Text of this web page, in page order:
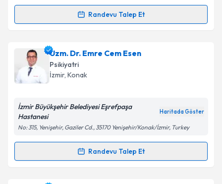
Takvim Talebini Gönder
Randevu Talep Et
Randevu Takvimi Talebi
Klinik Psikolog Berken Gündüziçin randevu takvimi
talebi oluşturun. Size bu uzmandan randevu almanız
için bir takvim hazırlandığında e-posta ile
bilgilendireceğiz.
Kişisel verilerimin işlenmesine ilişkin
Metni'ni okudum ve kişisel verilerimin belirtilen
Uzm. Dr. Emre Cem Esen
Psikiyatri
İzmir, Konak
İzmir Büyükşehir Belediyesi Eşrefpaşa
Hastanesi
Haritada Göster
No: 315, Yenişehir, Gaziler Cd., 35170 Yenişehir/Konak/İzmir, Turkey
Randevu Talep Et
Randevu Takvimi Talebi